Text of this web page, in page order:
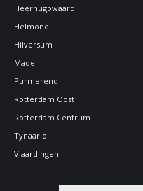
Heerhugowaard
Helmond
Hilversum
Made
Purmerend
Rotterdam Oost
Rotterdam Centrum
Tynaarlo
Vlaardingen